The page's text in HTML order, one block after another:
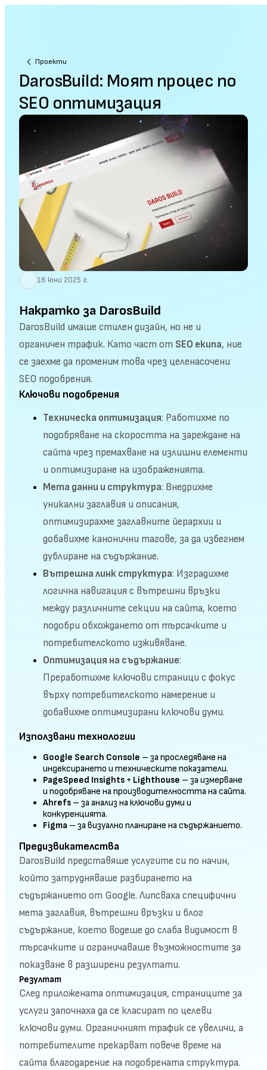
Проекти
DarosBuild: Моят процес по
SEO оптимизация
16 юни 2025 г.
Накратко за DarosBuild
DarosBuild имаше стилен дизайн, но не и
органичен трафик. Като част от SEO екипа, ние
се заехме да променим това чрез целенасочени
SEO подобрения.
Ключови подобрения
Техническа оптимизация: Работихме по
подобряване на скоростта на зареждане на
сайта чрез премахване на излишни елементи
и оптимизиране на изображенията.
Мета данни и структура: Внедрихме
уникални заглавия и описания,
оптимизирахме заглавните йерархии и
добавихме канонични тагове, за да избегнем
дублиране на съдържание.
Вътрешна линк структура: Изградихме
логична навигация с вътрешни връзки
между различните секции на сайта, което
подобри обхождането от търсачките и
потребителското изживяване.
Оптимизация на съдържание:
Преработихме ключови страници с фокус
върху потребителското намерение и
добавихме оптимизирани ключови думи.
Използвани технологии
Google Search Console – за проследяване на
индексирането и техническите показатели.
PageSpeed Insights + Lighthouse – за измерване
и подобряване на производителността на сайта.
Ahrefs – за анализ на ключови думи и
конкуренцията.
Figma – за визуално планиране на съдържанието.
Предизвикателства
DarosBuild представяше услугите си по начин,
който затрудняваше разбирането на
съдържанието от Google. Липсваха специфични
мета заглавия, вътрешни връзки и блог
съдържание, което водеше до слаба видимост в
търсачките и ограничаваше възможностите за
показване в разширени резултати.
Резултат
След приложената оптимизация, страниците за
услуги започнаха да се класират по целеви
ключови думи. Органичният трафик се увеличи, а
потребителите прекарват повече време на
сайта благодарение на подобрената структура.